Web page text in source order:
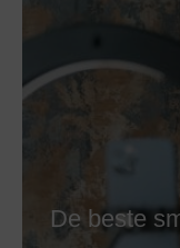
De beste